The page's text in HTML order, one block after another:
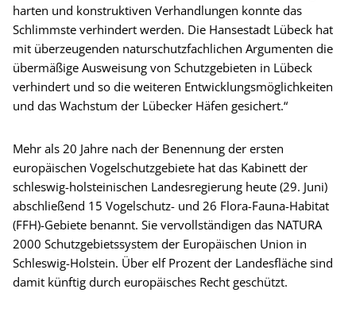
harten und konstruktiven Verhandlungen konnte das
Schlimmste verhindert werden. Die Hansestadt Lübeck hat
mit überzeugenden naturschutzfachlichen Argumenten die
übermäßige Ausweisung von Schutzgebieten in Lübeck
verhindert und so die weiteren Entwicklungsmöglichkeiten
und das Wachstum der Lübecker Häfen gesichert.“
Mehr als 20 Jahre nach der Benennung der ersten
europäischen Vogelschutzgebiete hat das Kabinett der
schleswig-holsteinischen Landesregierung heute (29. Juni)
abschließend 15 Vogelschutz- und 26 Flora-Fauna-Habitat
(FFH)-Gebiete benannt. Sie vervollständigen das NATURA
2000 Schutzgebietssystem der Europäischen Union in
Schleswig-Holstein. Über elf Prozent der Landesfläche sind
damit künftig durch europäisches Recht geschützt.